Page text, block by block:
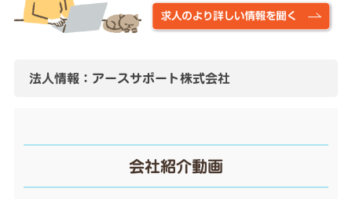
法人情報：アースサポート株式会社
会社紹介動画